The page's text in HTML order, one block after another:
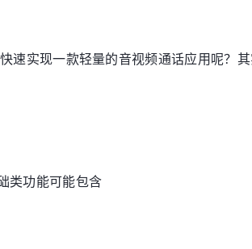
实现一款轻量的音视频通话应用呢？
类功能可能包含